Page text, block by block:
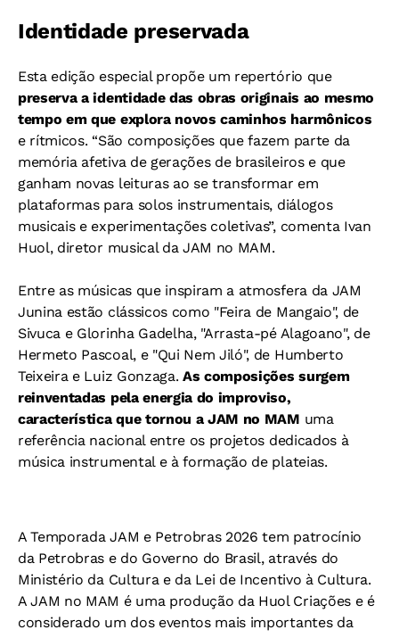
Identidade preservada
Esta edição especial propõe um repertório que
preserva a identidade das obras originais ao mesmo
tempo em que explora novos caminhos harmônicos
e rítmicos. “São composições que fazem parte da
memória afetiva de gerações de brasileiros e que
ganham novas leituras ao se transformar em
plataformas para solos instrumentais, diálogos
musicais e experimentações coletivas”, comenta Ivan
Huol, diretor musical da JAM no MAM.
Entre as músicas que inspiram a atmosfera da JAM
Junina estão clássicos como "Feira de Mangaio", de
Sivuca e Glorinha Gadelha, "Arrasta-pé Alagoano", de
Hermeto Pascoal, e "Qui Nem Jiló", de Humberto
Teixeira e Luiz Gonzaga. As composições surgem
reinventadas pela energia do improviso,
característica que tornou a JAM no MAM uma
referência nacional entre os projetos dedicados à
música instrumental e à formação de plateias.
A Temporada JAM e Petrobras 2026 tem patrocínio
da Petrobras e do Governo do Brasil, através do
Ministério da Cultura e da Lei de Incentivo à Cultura.
A JAM no MAM é uma produção da Huol Criações e é
considerado um dos eventos mais importantes da